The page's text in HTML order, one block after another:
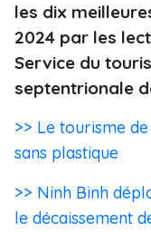
les dix
2024 par les
Service du
septentrionale
>> Le tourisme
sans plastique
>> Ninh Binh
le décaissement